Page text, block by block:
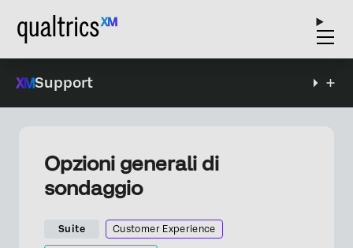
Support
Opzioni generali di
sondaggio
Suite Customer Experience